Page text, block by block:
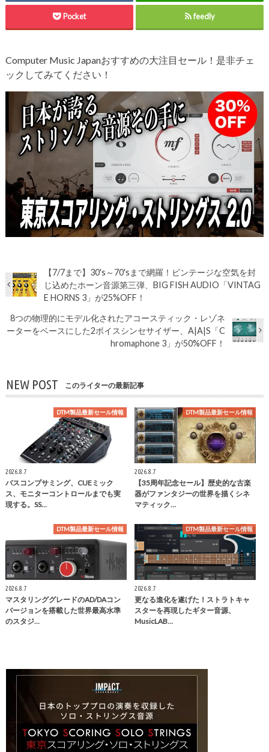
Pocket feedly
Computer Music Japanおすすめの大注目セール！是非チェ
ックしてみてください！
【7/7まで】30's～70'sまで網羅！ビンテージな空気を封
じ込めたホーン音源第三弾、BIG FISH AUDIO「VINTAG
E HORNS 3」が25%OFF！
8つの物理的にモデル化されたアコースティック・レゾネ
ーターをベースにした2ボイスシンセサイザー、A|A|S「C
hromaphone 3」が50%OFF！
NEW POST このライターの最新記事
DTM製品最新セール情報
2026.8.7
バスコンプサミング、CUEミック
ス、モニターコントロールまでも実
現する。SS…
DTM製品最新セール情報
2026.8.7
【35周年記念セール】歴史的な古楽
器がファンタジーの世界を描くシネ
マティック…
DTM製品最新セール情報
2026.8.7
マスタリンググレードのAD/DAコン
バージョンを搭載した世界最高水準
のスタジ…
DTM製品最新セール情報
2026.8.7
更なる進化を遂げた！ストラトキャ
スターを再現したギター音源、
MusicLAB…